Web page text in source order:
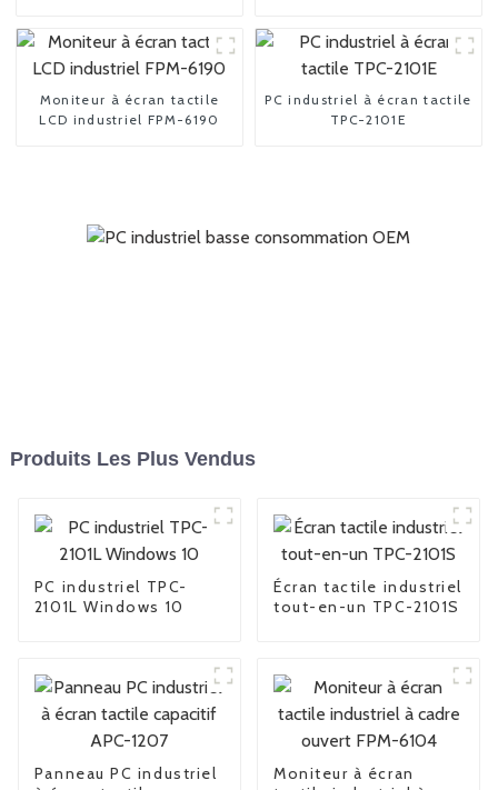
Moniteur à écran tactile
LCD industriel FPM-6190
PC industriel à écran tactile
TPC-2101E
Produits Les Plus Vendus
PC industriel TPC-
2101L Windows 10
Écran tactile industriel
tout-en-un TPC-2101S
Panneau PC industriel
Moniteur à écran